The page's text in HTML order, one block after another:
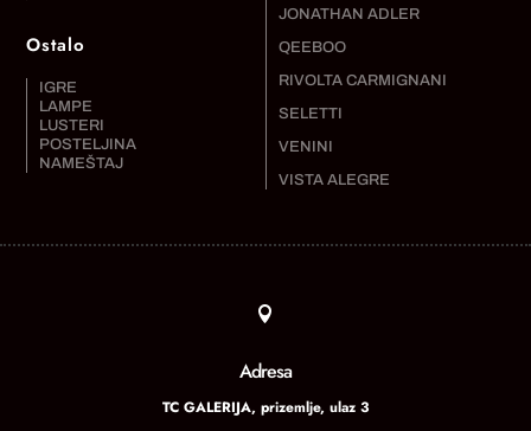
Ostalo
IGRE
LAMPE
LUSTERI
POSTELJINA
NAMEŠTAJ
JONATHAN ADLER
QEEBOO
RIVOLTA CARMIGNANI
SELETTI
VENINI
VISTA ALEGRE

Adresa
TC GALERIJA, prizemlje, ulaz 3